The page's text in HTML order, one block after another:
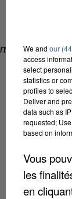
We and our
access
select
statistics or
profiles to
Deliver and
data such as
requested;
based on
Vous
les
en